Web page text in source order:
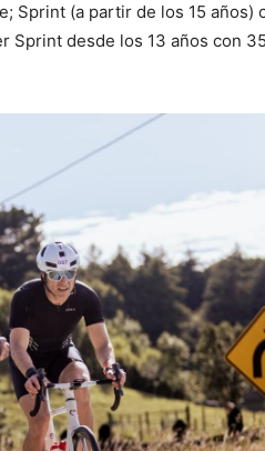
Sprint (a partir de los 15 años)
Sprint desde los 13 años con